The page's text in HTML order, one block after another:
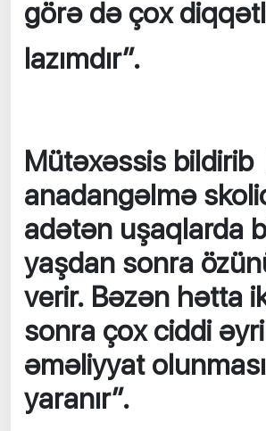
görə də çox
lazımdır”.
Mütəxəssis bildirib
anadangəlmə
adətən uşaqlarda
yaşdan sonra
verir. Bəzən hətta
sonra çox ciddi
əməliyyat
yaranır”.